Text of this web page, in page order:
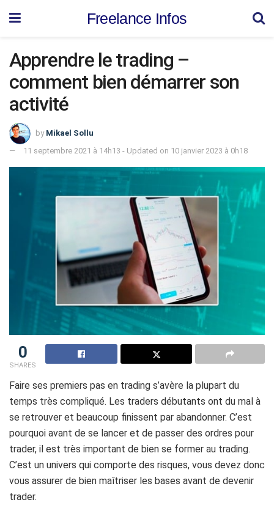
Freelance Infos
Apprendre le trading –
comment bien démarrer son
activité
by Mikael Sollu
11 septembre 2021 à 14h13 - Updated on 10 janvier 2023 à 0h18
0
SHARES
Faire ses premiers pas en trading s’avère la plupart du
temps très compliqué. Les traders débutants ont du mal à
se retrouver et beaucoup finissent par abandonner. C’est
pourquoi avant de se lancer et de passer des ordres pour
trader, il est très important de bien se former au trading.
C’est un univers qui comporte des risques, vous devez donc
vous assurer de bien maîtriser les bases avant de devenir
trader.